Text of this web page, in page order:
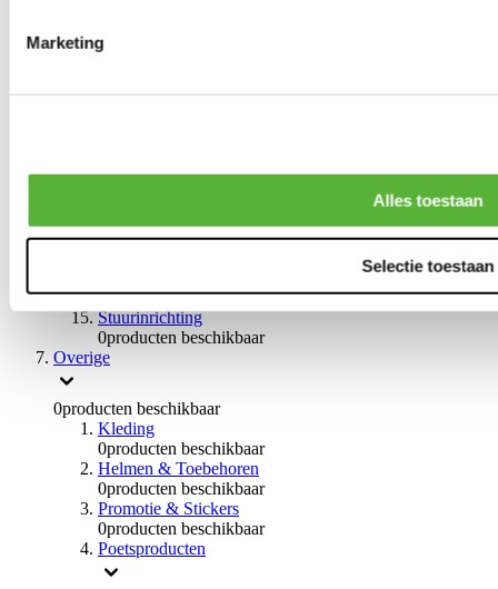
Marketing
Alles toestaan
Selectie toestaan
0producten beschikbaar
0producten beschikbaar
Remmen overige
0producten beschikbaar
Stuurinrichting
0producten beschikbaar
Overige
0producten beschikbaar
Kleding
0producten beschikbaar
Helmen & Toebehoren
0producten beschikbaar
Promotie & Stickers
0producten beschikbaar
Poetsproducten